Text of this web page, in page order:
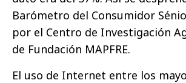
Barómetro del Consumidor
por el Centro de Investigación
de Fundación MAPFRE.
El uso de Internet entre los